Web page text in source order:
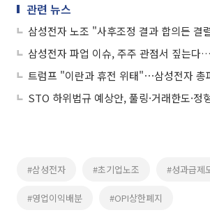
관련 뉴스
삼성전자 노조 "사후조정 결과 합의든 결
트럼프 "이란과 휴전 위태"⋯삼성전자 총
#삼성전자 #초기업노조 #성과급제
#영업이익배분 #OPI상한폐지